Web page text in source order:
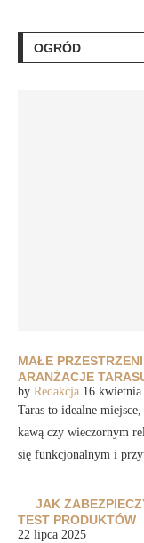
OGRÓD
MAŁE
ARANŻACJE
by Redakcja 16 kwietnia
Taras to idealne
kawą czy wieczornym
się funkcjonalnym i
JAK
TEST PRODUKTÓW
22 lipca 2025